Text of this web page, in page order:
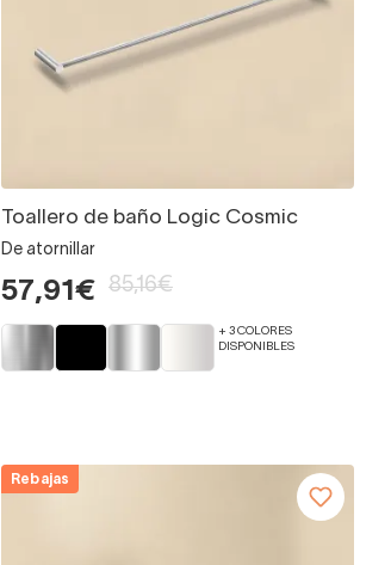
Toallero de baño Logic Cosmic
De atornillar
57,91€ 85,16€
+ 3 COLORES
DISPONIBLES
Rebajas